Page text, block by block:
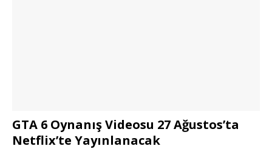
GTA 6 Oynanış Videosu 27 Ağustos’ta
Netflix’te Yayınlanacak